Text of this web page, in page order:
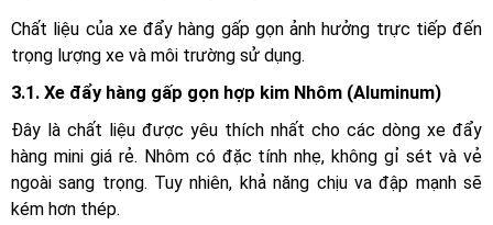
Chất liệu của xe đẩy hàng gấp gọn ảnh hưởng trực tiếp đến
trọng lượng xe và môi trường sử dụng.
3.1. Xe đẩy hàng gấp gọn hợp kim Nhôm (Aluminum)
Đây là chất liệu được yêu thích nhất cho các dòng xe đẩy
hàng mini giá rẻ. Nhôm có đặc tính nhẹ, không gỉ sét và vẻ
ngoài sang trọng. Tuy nhiên, khả năng chịu va đập mạnh sẽ
kém hơn thép.